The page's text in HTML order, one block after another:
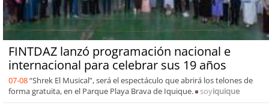
FINTDAZ lanzó programación nacional e
internacional para celebrar sus 19 años
07-08“Shrek El Musical”, será el espectáculo que abrirá los telones de
forma gratuita, en el Parque Playa Brava de Iquique.
soyiquique